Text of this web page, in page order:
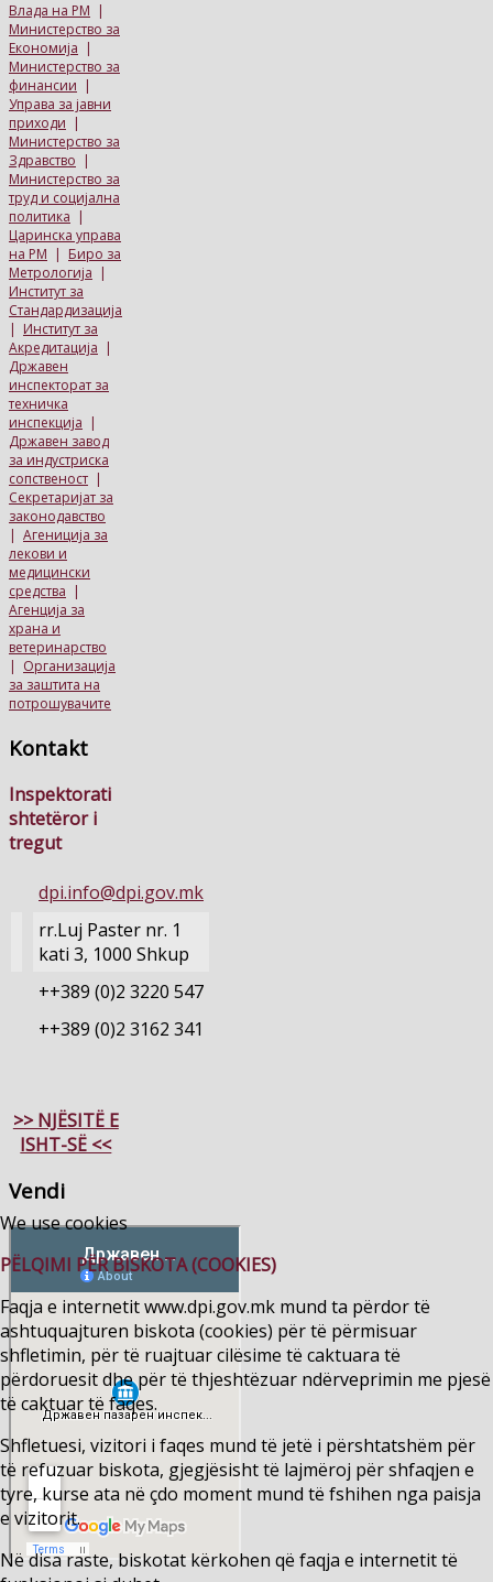
Влада на РМ |
Министерство за
Економија |
Министерство за
финансии |
Управа за јавни
приходи |
Министерство за
Здравство |
Министерство за
труд и социјална
политика |
Царинска управа
на РМ | Биро за
Метрологија |
Институт за
Стандардизација
| Институт за
Акредитација |
Државен
инспекторат за
техничка
инспекција |
Државен завод
за индустриска
сопственост |
Секретаријат за
законодавство
| Агениција за
лекови и
медицински
средства |
Агенција за
храна и
ветеринарство
| Организација
за заштита на
потрошувачите
Kontakt
Inspektorati
shtetëror i
tregut
dpi.info@dpi.gov.mk
rr.Luj Paster nr. 1
kati 3, 1000 Shkup
++389 (0)2 3220 547
++389 (0)2 3162 341
>> NJËSITË E
ISHT-SË <<
Vendi
We use cookies
PËLQIMI PËR BISKOTA (COOKIES)
Faqja e internetit www.dpi.gov.mk mund ta përdor të
ashtuquajturen biskota (cookies) për të përmisuar
shfletimin, për të ruajtuar cilësime të caktuara të
përdoruesit dhe për të thjeshtëzuar ndërveprimin me pjesë
të caktuar të faqes.
Shfletuesi, vizitori i faqes mund të jetë i përshtatshëm për
të refuzuar biskota, gjegjësisht të lajmëroj për shfaqjen e
tyre, kurse ata në çdo moment mund të fshihen nga paisja
e vizitorit.
Në disa raste, biskotat kërkohen që faqja e internetit të